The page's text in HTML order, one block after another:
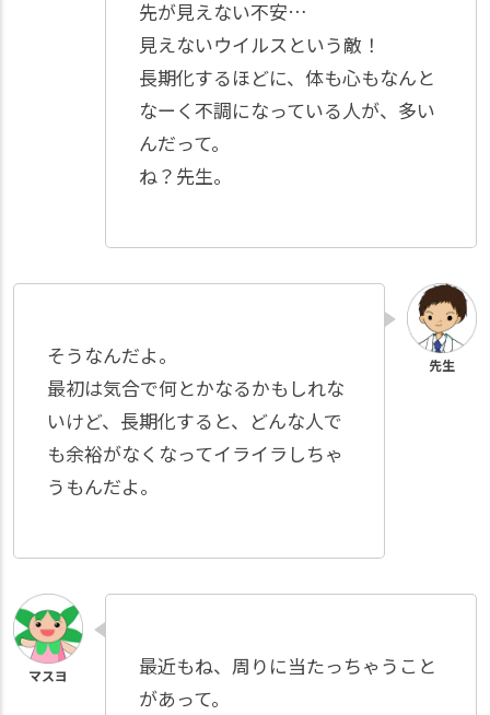
先が見えない不安…
見えないウイルスという敵！
長期化するほどに、体も心もなんと
なーく不調になっている人が、多い
んだって。
ね？先生。
そうなんだよ。
最初は気合で何とかなるかもしれな
いけど、長期化すると、どんな人で
も余裕がなくなってイライラしちゃ
うもんだよ。
最近もね、周りに当たっちゃうこと
があって。